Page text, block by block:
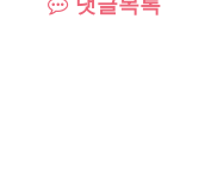
댓글목록